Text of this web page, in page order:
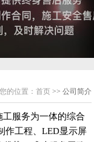
您的位置： 首页 >> 公司简介
服务为一体的综合
作工程、LED显示屏